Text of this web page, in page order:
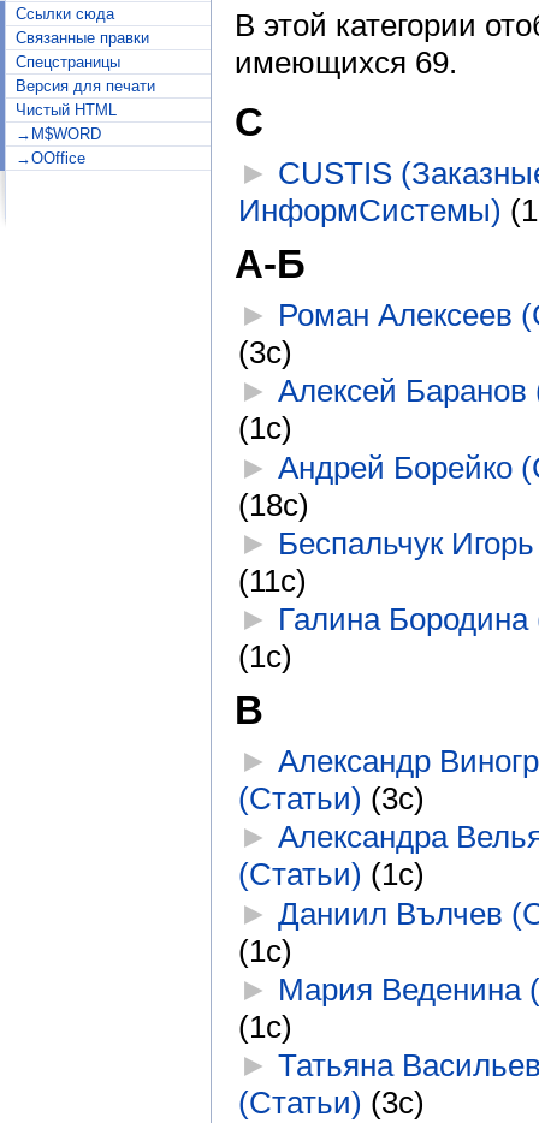
Ссылки сюда
Связанные правки
Спецстраницы
Версия для печати
Чистый HTML
→M$WORD
→OOffice
В этой категории
имеющихся 69.
C
► CUSTIS
ИнформСистемы)
А-Б
► Роман Алексеев
(3с)
►Алексей Баранов
(1с)
►Андрей Борейко
(18с)
► Беспальчук
(11с)
► Галина Бородина
(1с)
В
►Александр
(Статьи) (3с)
►Александра
(Статьи) (1с)
►Даниил Вълчев
(1с)
► Мария Веденина
(1с)
►Татьяна
(Статьи) (3с)